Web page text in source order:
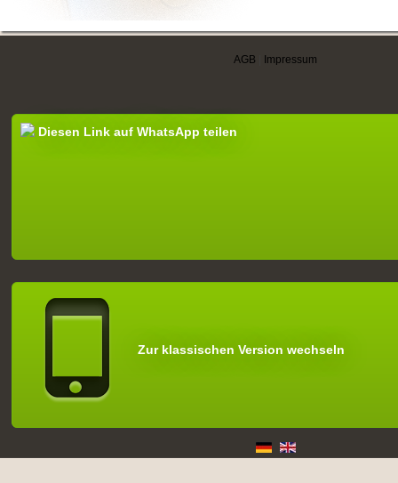
AGB Impressum
Diesen Link auf WhatsApp teilen
Zur klassischen Version wechseln